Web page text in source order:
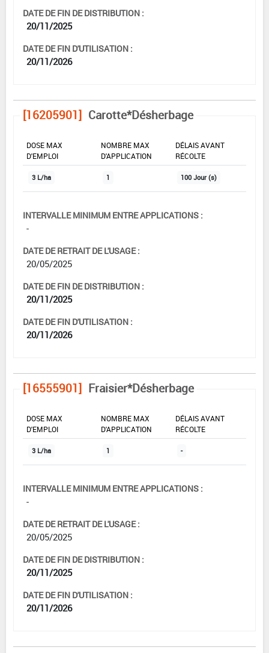
DATE DE FIN DE DISTRIBUTION :
20/11/2025
DATE DE FIN D'UTILISATION :
20/11/2026
[16205901] Carotte*Désherbage
DOSE MAX
D'EMPLOI
NOMBRE MAX
D'APPLICATION
DÉLAIS AVANT
RÉCOLTE
3 L/ha 1 100 Jour (s)
INTERVALLE MINIMUM ENTRE APPLICATIONS :
-
DATE DE RETRAIT DE L'USAGE :
20/05/2025
DATE DE FIN DE DISTRIBUTION :
20/11/2025
DATE DE FIN D'UTILISATION :
20/11/2026
[16555901] Fraisier*Désherbage
DOSE MAX
D'EMPLOI
NOMBRE MAX
D'APPLICATION
DÉLAIS AVANT
RÉCOLTE
3 L/ha 1 -
INTERVALLE MINIMUM ENTRE APPLICATIONS :
-
DATE DE RETRAIT DE L'USAGE :
20/05/2025
DATE DE FIN DE DISTRIBUTION :
20/11/2025
DATE DE FIN D'UTILISATION :
20/11/2026